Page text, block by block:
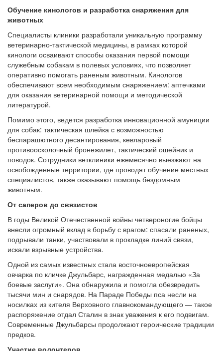
Обучение кинологов и разработка снаряжения для
животных
Специалисты клиники разработали уникальную программу
ветеринарно-тактической медицины, в рамках которой
кинологи осваивают способы оказания первой помощи
служебным собакам в полевых условиях, что позволяет
оперативно помогать раненым животным. Кинологов
обеспечивают всем необходимым снаряжением: аптечками
для оказания ветеринарной помощи и методической
литературой.
Помимо этого, ведется разработка инновационной амуниции
для собак: тактическая шлейка с возможностью
беспарашютного десантирования, кевларовый
противоосколочный бронежилет, тактический ошейник и
поводок. Сотрудники ветклиники ежемесячно выезжают на
освобожденные территории, где проводят обучение местных
специалистов, также оказывают помощь бездомным
животным.
От саперов до связистов
В годы Великой Отечественной войны четвероногие бойцы
внесли огромный вклад в борьбу с врагом: спасали раненых,
подрывали танки, участвовали в прокладке линий связи,
искали взрывные устройства.
Одной из самых известных стала восточноевропейская
овчарка по кличке Джульбарс, награжденная медалью «За
боевые заслуги». Она обнаружила и помогла обезвредить
тысячи мин и снарядов. На Параде Победы пса несли на
носилках из кителя Верховного главнокомандующего — такое
распоряжение отдал Сталин в знак уважения к его подвигам.
Современные Джульбарсы продолжают героические традиции
предков.
Участие волонтеров